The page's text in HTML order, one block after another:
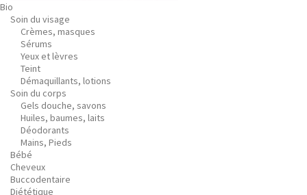
Bio
Soin du visage
Crèmes, masques
Sérums
Yeux et lèvres
Teint
Démaquillants, lotions
Soin du corps
Gels douche, savons
Huiles, baumes, laits
Déodorants
Mains, Pieds
Bébé
Cheveux
Buccodentaire
Diététique